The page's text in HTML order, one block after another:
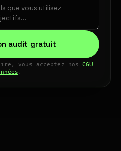
audit gratuit
vous acceptez nos CGU
.